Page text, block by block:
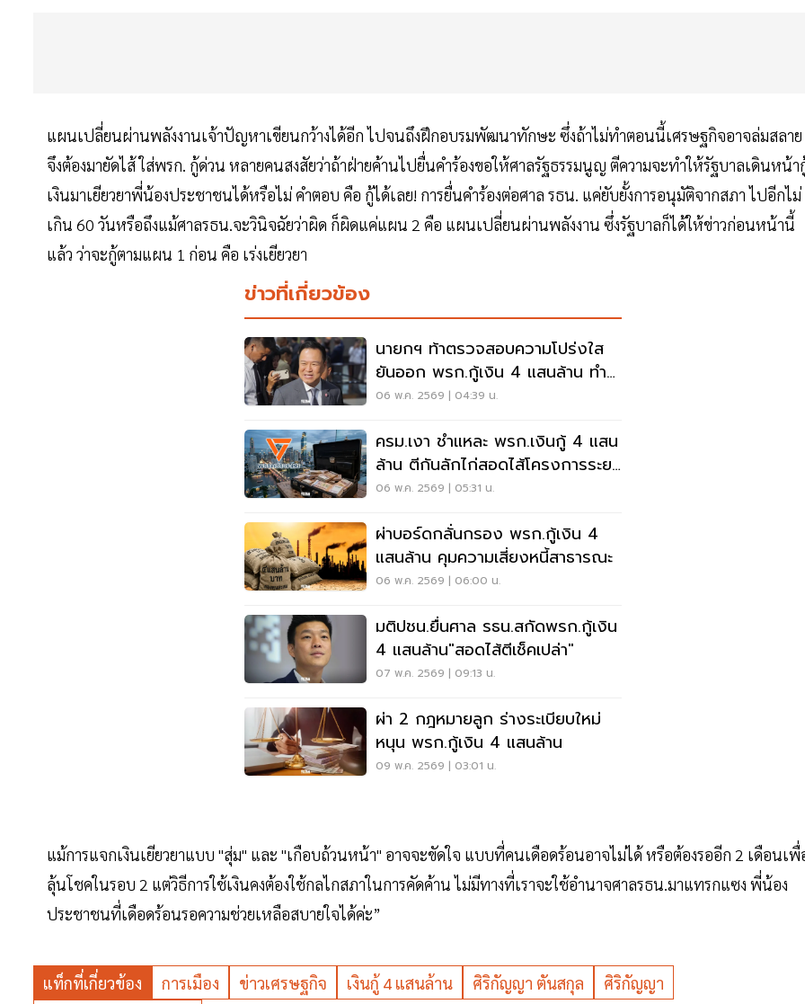
แผนเปลี่ยนผ่านพลังงานเจ้าปัญหาเขียนกว้างได้อีก ไปจนถึงฝึกอบรมพัฒนาทักษะ ซึ่งถ้าไม่ทำตอนนี้เศรษฐกิจอาจล่มสลาย
จึงต้องมายัดไส้ ใส่พรก. กู้ด่วน หลายคนสงสัยว่าถ้าฝ่ายค้านไปยื่นคำร้องขอให้ศาลรัฐธรรมนูญ ตีความจะทำให้รัฐบาลเดินหน้า
เงินมาเยียวยาพี่น้องประชาชนได้หรือไม่ คำตอบ คือ กู้ได้เลย! การยื่นคำร้องต่อศาล รธน. แค่ยับยั้งการอนุมัติจากสภา ไปอีกไม่
เกิน 60 วันหรือถึงแม้ศาลรธน.จะวินิจฉัยว่าผิด ก็ผิดแค่แผน 2 คือ แผนเปลี่ยนผ่านพลังงาน ซึ่งรัฐบาลก็ได้ให้ข่าวก่อนหน้านี้
แล้ว ว่าจะกู้ตามแผน 1 ก่อน คือ เร่งเยียวยา
ข่าวที่เกี่ยวข้อง
นายกฯ ท้าตรวจสอบความโปร่งใส
ยันออก พรก.กู้เงิน 4 แสนล้าน ทำ
เพื่อประชาชน
06 พ.ค. 2569 | 04:39 น.
ครม.เงา ชำแหละ พรก.เงินกู้ 4 แสน
ล้าน ตีกันลักไก่สอดไส้โครงการระยะ
ยาว
06 พ.ค. 2569 | 05:31 น.
ผ่าบอร์ดกลั่นกรอง พรก.กู้เงิน 4
แสนล้าน คุมความเสี่ยงหนี้สาธารณะ
06 พ.ค. 2569 | 06:00 น.
มติปชน.ยื่นศาล รธน.สกัดพรก.กู้เงิน
4 แสนล้าน"สอดไส้ตีเช็คเปล่า"
07 พ.ค. 2569 | 09:13 น.
ผ่า 2 กฎหมายลูก ร่างระเบียบใหม่
หนุน พรก.กู้เงิน 4 แสนล้าน
09 พ.ค. 2569 | 03:01 น.
แม้การแจกเงินเยียวยาแบบ "สุ่ม" และ "เกือบถ้วนหน้า" อาจจะขัดใจ แบบที่คนเดือดร้อนอาจไม่ได้ หรือต้องรออีก 2 เดือนเพื่
ลุ้นโชคในรอบ 2 แต่วิธีการใช้เงินคงต้องใช้กลไกสภาในการคัดค้าน ไม่มีทางที่เราจะใช้อำนาจศาลรธน.มาแทรกแซง พี่น้อง
ประชาชนที่เดือดร้อนรอความช่วยเหลือสบายใจได้ค่ะ”
แท็กที่เกี่ยวข้อง การเมือง ข่าวเศรษฐกิจ เงินกู้ 4 แสนล้าน ศิริกัญญา ตันสกุล ศิริกัญญา